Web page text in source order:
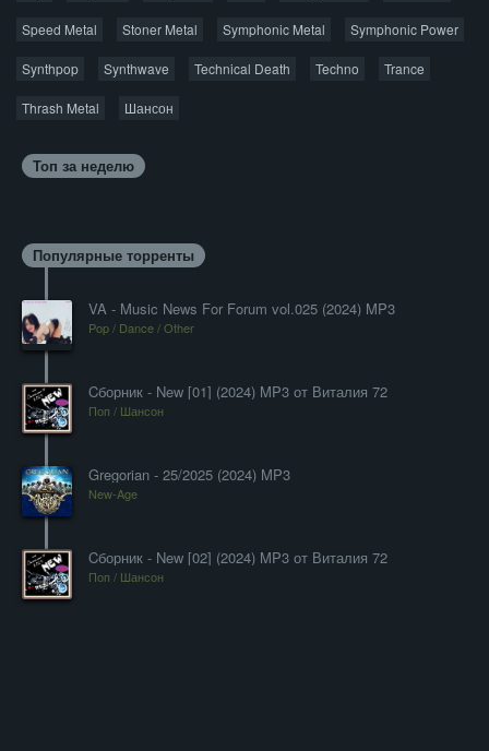
Speed Metal Stoner Metal Symphonic Metal Symphonic Power
Synthpop Synthwave Technical Death Techno Trance
Thrash Metal Шансон
Топ за неделю
Популярные торренты
VA - Music News For Forum vol.025 (2024) MP3
Pop / Dance / Other
Cборник - New [01] (2024) MP3 от Виталия 72
Поп / Шансон
Gregorian - 25/2025 (2024) MP3
New-Age
Cборник - New [02] (2024) MP3 от Виталия 72
Поп / Шансон